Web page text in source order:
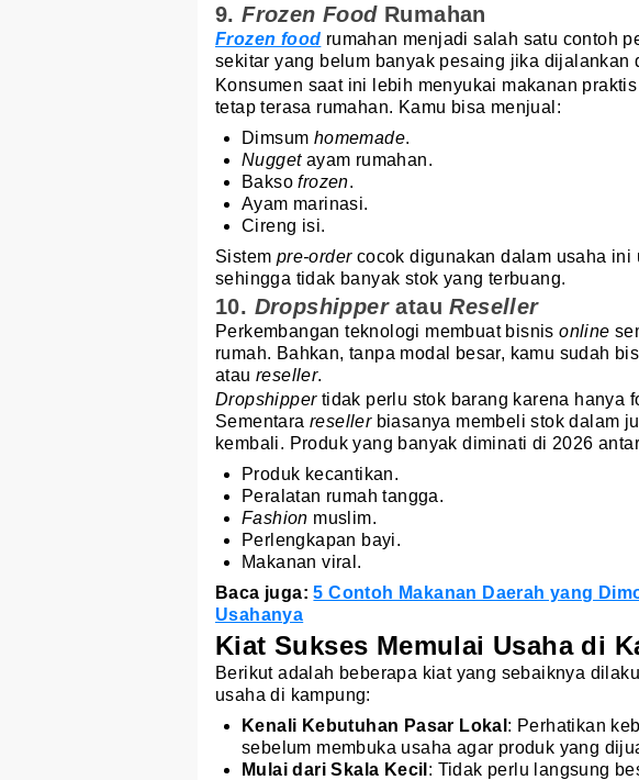
9.Frozen Food Rumahan
Frozen food rumahan menjadi salah satu contoh
sekitar yang belum banyak pesaing jika dijalankan
Konsumen saat ini lebih menyukai makanan
tetap terasa rumahan. Kamu bisa menjual:
Dimsum homemade.
Nuggetayam rumahan.
Baksofrozen.
Ayam marinasi.
Cireng isi.
Sistem pre-order cocok digunakan dalam usaha ini
sehingga tidak banyak stok yang terbuang.
10. DropshipperatauReseller
Perkembangan teknologi membuat bisnisonline
rumah. Bahkan, tanpa modal besar, kamu sudah
atau reseller.
Dropshipper tidak perlu stok barang karena hanya
Sementarareseller biasanya membeli stok dalam
kembali. Produk yang banyak diminati di 2026
Produk kecantikan.
Peralatan rumah tangga.
Fashion muslim.
Perlengkapan bayi.
Makanan viral.
Baca juga:5 Contoh Makanan Daerah yang
Usahanya
Kiat Sukses Memulai Usaha di
Berikut adalah beberapa kiat yang sebaiknya
usaha di kampung:
Kenali Kebutuhan Pasar Lokal : Perhatikan
sebelum membuka usaha agar produk yang
Mulai dari Skala Kecil : Tidak perlu langsung